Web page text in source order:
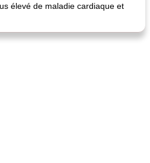
élevé de maladie cardiaque et